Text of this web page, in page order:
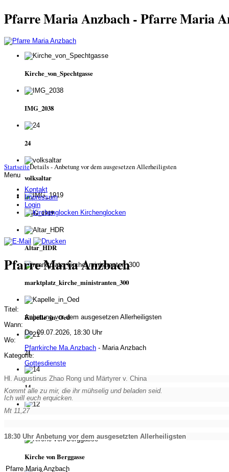
Pfarre Maria Anzbach - Pfarre Maria
Kirche_von_Spechtgasse
IMG_2038
24
volksaltar
IMG_1919
Altar_HDR
marktplatz_kirche_ministranten_300
Kapelle_in_Oed
21
14
Kirche von Berggasse
StartseiteDetails - Anbetung vor dem ausgesetzen Allerheiligsten
Menu
Kontakt
Impressum
Login
Kirchenglocken
Pfarre Maria Anzbach
Titel:
Anbetung vor dem ausgesetzen Allerheiligsten
Wann:
Do, 09.07.2026, 18:30 Uhr
Wo:
Pfarrkirche Ma.Anzbach - Maria Anzbach
Kategorie:
Gottesdienste
Hl. Augustinus Zhao Rong und Märtyrer v. China
Kommt alle zu mir, die ihr mühselig und beladen seid.
Ich will euch erquicken.
Mt 11,27
18:30 Uhr Anbetung vor dem ausgesetzten Allerheiligsten
Pfarre Maria Anzbach